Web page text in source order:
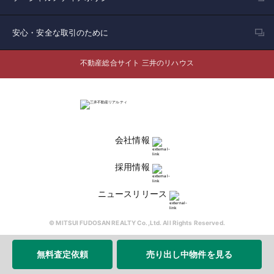
無料査定依頼 売り出し中物件を見る
安心・安全な取引のために
不動産総合サイト 三井のリハウス
会社情報
採用情報
ニュースリリース
© MITSUI FUDOSAN REALTY Co.,Ltd. All Rights Reserved.